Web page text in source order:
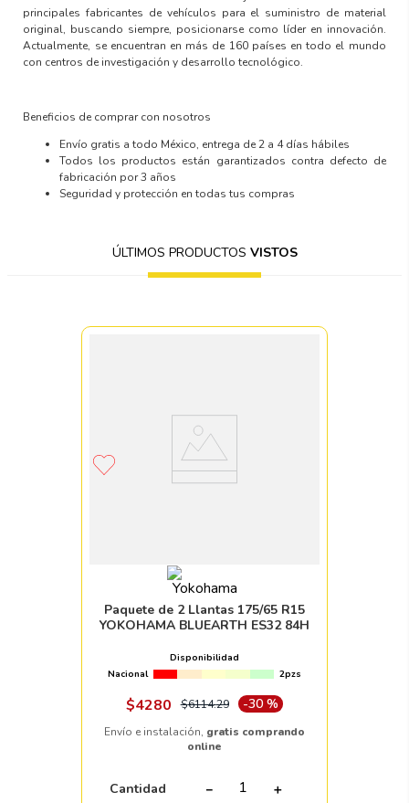
principales fabricantes de vehículos para el suministro de material
original, buscando siempre, posicionarse como líder en innovación.
Actualmente, se encuentran en más de 160 países en todo el mundo
con centros de investigación y desarrollo tecnológico.
Beneficios de comprar con nosotros
Envío gratis a todo México, entrega de 2 a 4 días hábiles
Todos los productos están garantizados contra defecto de
fabricación por 3 años
Seguridad y protección en todas tus compras
ÚLTIMOS PRODUCTOS VISTOS
Paquete de 2 Llantas 175/65 R15
YOKOHAMA BLUEARTH ES32 84H
Disponibilidad
Nacional
2pzs
$4280 $6114.29 -30 %
Envío e instalación, gratis comprando
online
Cantidad ＋
－